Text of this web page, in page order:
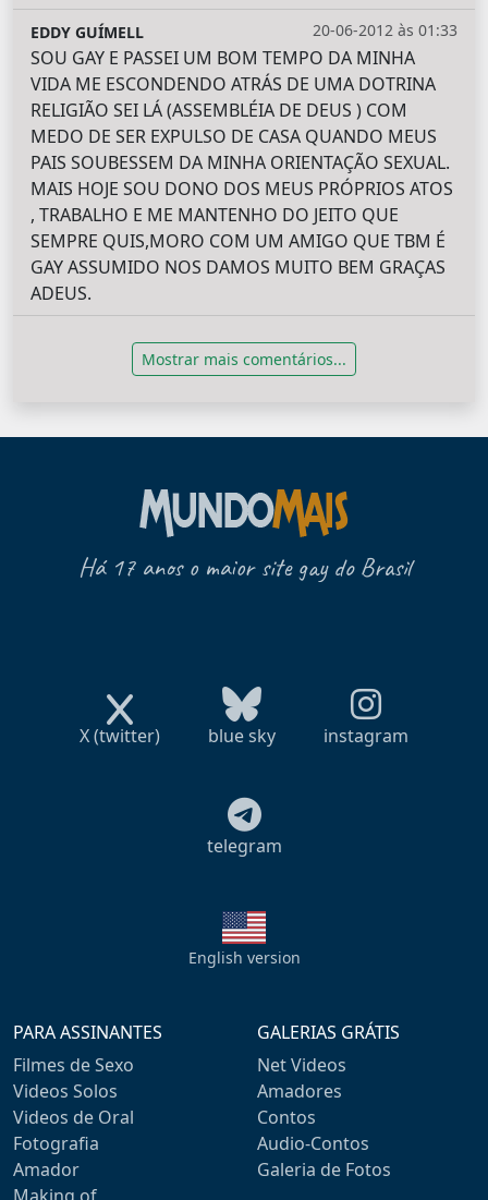
20-06-2012 às 01:33
EDDY GUÍMELL
SOU GAY E PASSEI UM BOM TEMPO DA MINHA
VIDA ME ESCONDENDO ATRÁS DE UMA DOTRINA
RELIGIÃO SEI LÁ (ASSEMBLÉIA DE DEUS ) COM
MEDO DE SER EXPULSO DE CASA QUANDO MEUS
PAIS SOUBESSEM DA MINHA ORIENTAÇÃO SEXUAL.
MAIS HOJE SOU DONO DOS MEUS PRÓPRIOS ATOS
, TRABALHO E ME MANTENHO DO JEITO QUE
SEMPRE QUIS,MORO COM UM AMIGO QUE TBM É
GAY ASSUMIDO NOS DAMOS MUITO BEM GRAÇAS
ADEUS.
Mostrar mais comentários...
Há 17 anos o maior site gay do Brasil
X (twitter) blue sky instagram
telegram
English version
PARA ASSINANTES
Filmes de Sexo
Videos Solos
Videos de Oral
Fotografia
Amador
GALERIAS GRÁTIS
Net Videos
Amadores
Contos
Audio-Contos
Galeria de Fotos